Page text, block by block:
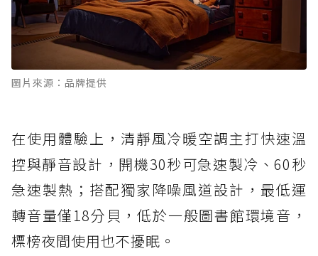
圖片來源：品牌提供
在使用體驗上，清靜風冷暖空調主打快速溫
控與靜音設計，開機30秒可急速製冷、60秒
急速製熱；搭配獨家降噪風道設計，最低運
轉音量僅18分貝，低於一般圖書館環境音，
標榜夜間使用也不擾眠。